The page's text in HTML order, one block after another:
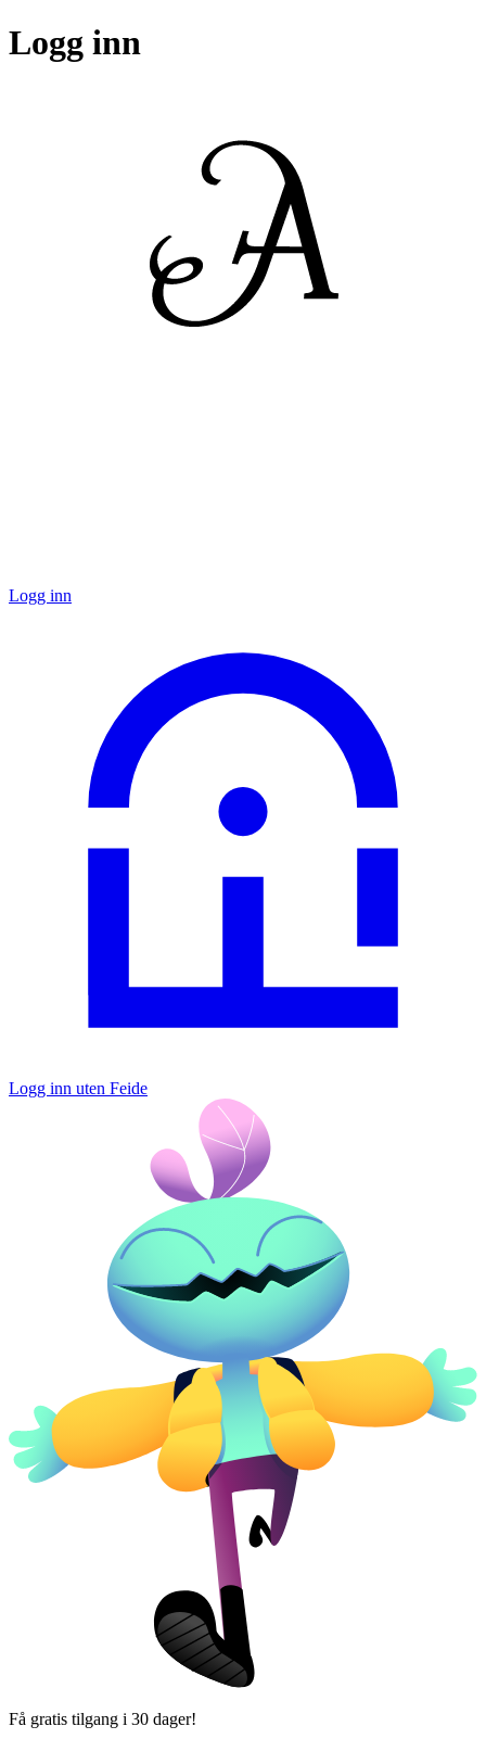
Logg inn
Logg inn
Logg inn uten Feide
Få gratis tilgang i 30 dager!